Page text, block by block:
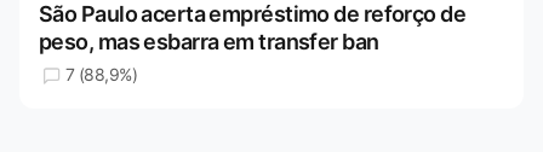
São Paulo acerta empréstimo de reforço de
peso, mas esbarra em transfer ban
7 (88,9%)